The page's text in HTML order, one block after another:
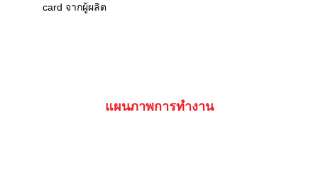
card จากผู้ผลิต
แผนภาพการทำงาน